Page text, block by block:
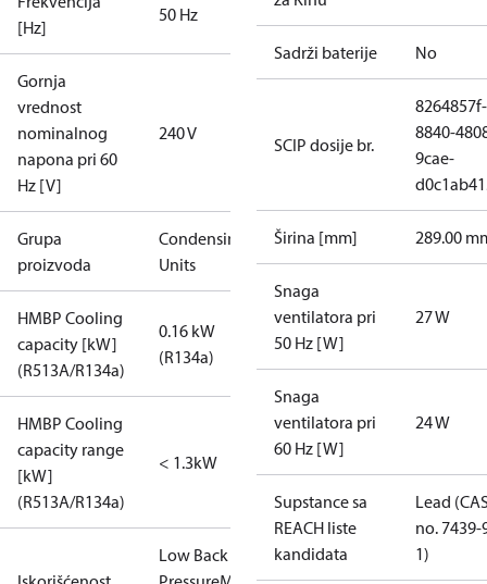
[Hz]
50 Hz
Gornja
vrednost
nominalnog
napona pri 60
Hz [V]
240 V
Grupa
proizvoda
Condensing
Units
HMBP Cooling
capacity [kW]
(R513A/R134a)
0.16 kW
(R134a)
HMBP Cooling
capacity range
[kW]
(R513A/R134a)
< 1.3kW
Low Back
Sadrži baterije No
SCIP dosije br.
8264857f-
8840-
9cae-
Širina [mm] 289.00
Snaga
ventilatora pri
50 Hz [W]
27 W
Snaga
ventilatora pri
60 Hz [W]
24 W
Supstance sa
REACH liste
kandidata
Lead
no. 7439-
1)